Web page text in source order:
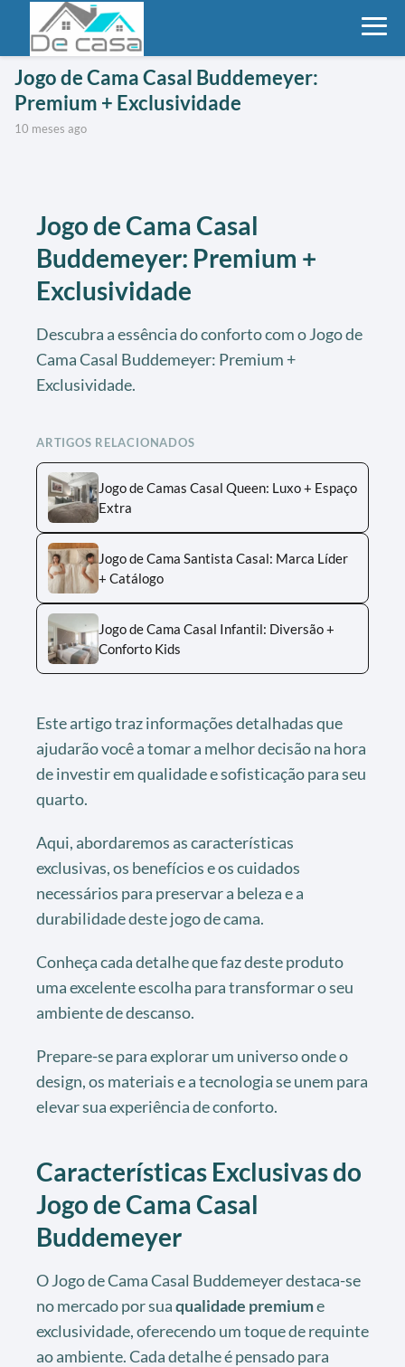
Jogo de Cama Casal Buddemeyer:
Premium + Exclusividade
10 meses ago
Jogo de Cama Casal
Buddemeyer: Premium +
Exclusividade
Descubra a essência do conforto com o Jogo de
Cama Casal Buddemeyer: Premium +
Exclusividade.
ARTIGOS RELACIONADOS
Jogo de Camas Casal Queen: Luxo + Espaço
Extra
Jogo de Cama Santista Casal: Marca Líder
+ Catálogo
Jogo de Cama Casal Infantil: Diversão +
Conforto Kids
Este artigo traz informações detalhadas que
ajudarão você a tomar a melhor decisão na hora
de investir em qualidade e sofisticação para seu
quarto.
Aqui, abordaremos as características
exclusivas, os benefícios e os cuidados
necessários para preservar a beleza e a
durabilidade deste jogo de cama.
Conheça cada detalhe que faz deste produto
uma excelente escolha para transformar o seu
ambiente de descanso.
Prepare-se para explorar um universo onde o
design, os materiais e a tecnologia se unem para
elevar sua experiência de conforto.
Características Exclusivas do
Jogo de Cama Casal
Buddemeyer
O Jogo de Cama Casal Buddemeyer destaca-se
no mercado por suaqualidade premiume
exclusividade, oferecendo um toque de requinte
ao ambiente. Cada detalhe é pensado para